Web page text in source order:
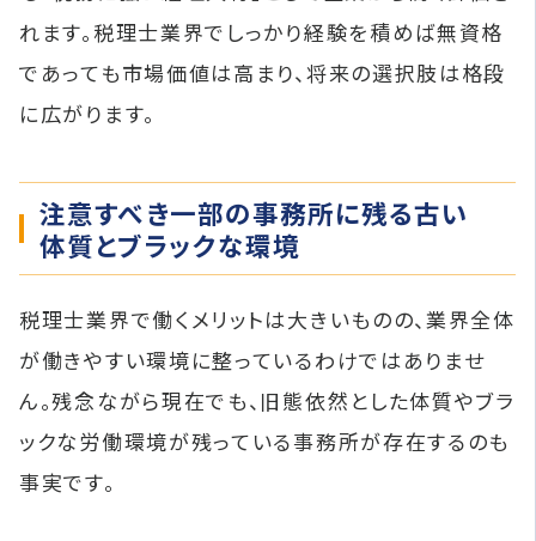
れます。税理士業界でしっかり経験を積めば無資格
であっても市場価値は高まり、将来の選択肢は格段
に広がります。
注意すべき一部の事務所に残る古い
体質とブラックな環境
税理士業界で働くメリットは大きいものの、業界全体
が働きやすい環境に整っているわけではありませ
ん。残念ながら現在でも、旧態依然とした体質やブラ
ックな労働環境が残っている事務所が存在するのも
事実です。